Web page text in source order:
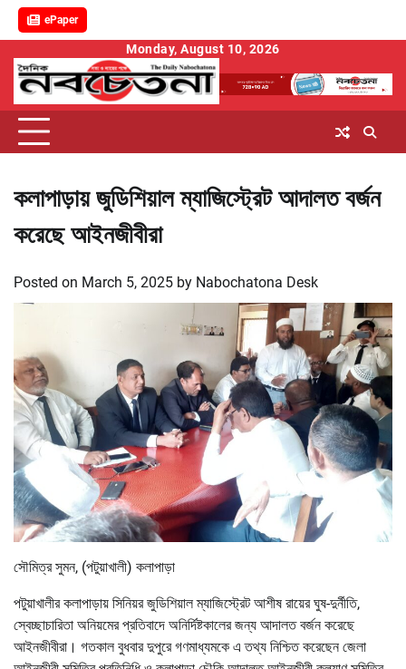
ePaper
content
Monday, August 10, 2026
কলাপাড়ায় জুডিশিয়াল ম্যাজিস্ট্রেট আদালত বর্জন
করেছে আইনজীবীরা
Posted on March 5, 2025 by Nabochatona Desk
সৌমিত্র সুমন, (পটুয়াখালী) কলাপাড়া
পটুয়াখালীর কলাপাড়ায় সিনিয়র জুডিশিয়াল ম্যাজিস্ট্রেট আশীষ রায়ের ঘুষ-দুর্নীতি,
স্বেচ্ছাচারিতা অনিয়মের প্রতিবাদে অনির্দিষ্টকালের জন্য আদালত বর্জন করেছে
আইনজীবীরা। গতকাল বুধবার দুপুরে গণমাধ্যমকে এ তথ্য নিশ্চিত করেছেন জেলা